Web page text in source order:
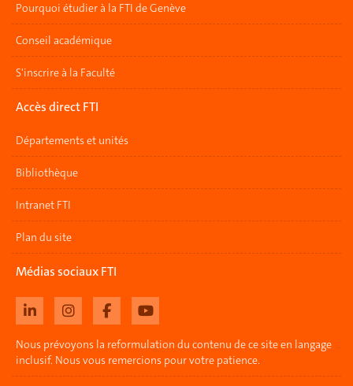
Pourquoi étudier à la FTI de Genève
Conseil académique
S'inscrire à la Faculté
Accès direct FTI
Départements et unités
Bibliothèque
Intranet FTI
Plan du site
Médias sociaux FTI
Nous prévoyons la reformulation du contenu de ce site en langage
inclusif. Nous vous remercions pour votre patience.